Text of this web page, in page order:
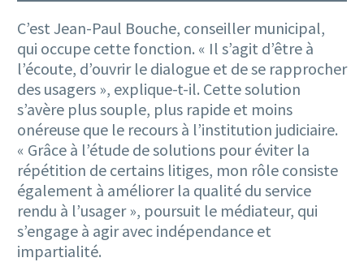
C’est Jean-Paul Bouche, conseiller municipal,
qui occupe cette fonction. « Il s’agit d’être à
l’écoute, d’ouvrir le dialogue et de se rapprocher
des usagers », explique-t-il. Cette solution
s’avère plus souple, plus rapide et moins
onéreuse que le recours à l’institution judiciaire.
« Grâce à l’étude de solutions pour éviter la
répétition de certains litiges, mon rôle consiste
également à améliorer la qualité du service
rendu à l’usager », poursuit le médiateur, qui
s’engage à agir avec indépendance et
impartialité.